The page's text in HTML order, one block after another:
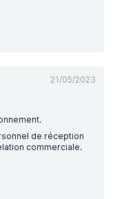
21/05/2023
de réception
commerciale.